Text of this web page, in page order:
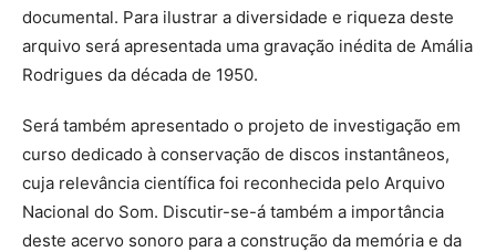
documental. Para ilustrar a diversidade e riqueza deste
arquivo será apresentada uma gravação inédita de Amália
Rodrigues da década de 1950.
Será também apresentado o projeto de investigação em
curso dedicado à conservação de discos instantâneos,
cuja relevância científica foi reconhecida pelo Arquivo
Nacional do Som. Discutir-se-á também a importância
deste acervo sonoro para a construção da memória e da